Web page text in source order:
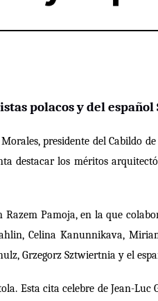
polacos y del español
presidente del
destacar los méritos
Pamoja, en la que
Celina Kanunnikava,
Grzegorz Sztwiertnia y el
Esta cita celebre de Jean-